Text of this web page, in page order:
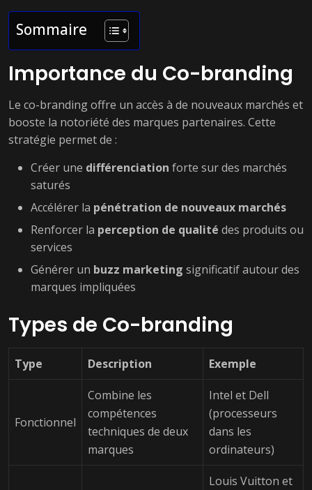
Sommaire
Importance du Co-branding
Le co-branding offre un accès à de nouveaux marchés et
booste la notoriété des marques partenaires. Cette
stratégie permet de :
Créer une différenciation forte sur des marchés
saturés
Accélérer la pénétration de nouveaux marchés
Renforcer la perception de qualité des produits ou
services
Générer un buzz marketing significatif autour des
marques impliquées
Types de Co-branding
Type Description Exemple
Fonctionnel
Combine les
compétences
techniques de deux
marques
Intel et Dell
(processeurs
dans les
ordinateurs)
Louis Vuitton et